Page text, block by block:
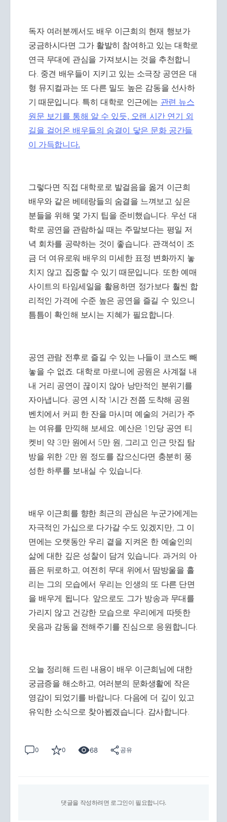
독자 여러분께서도 배우 이근희의 현재 행보가
궁금하시다면 그가 활발히 참여하고 있는 대학로
연극 무대에 관심을 가져보시는 것을 추천합니
다. 중견 배우들이 지키고 있는 소극장 공연은 대
형 뮤지컬과는 또 다른 밀도 높은 감동을 선사하
기 때문입니다. 특히 대학로 인근에는 관련 뉴스
원문 보기를 통해 알 수 있듯, 오랜 시간 연기 외
길을 걸어온 배우들의 숨결이 닿은 문화 공간들
이 가득합니다.
그렇다면 직접 대학로로 발걸음을 옮겨 이근희
배우와 같은 베테랑들의 숨결을 느껴보고 싶은
분들을 위해 몇 가지 팁을 준비했습니다. 우선 대
학로 공연을 관람하실 때는 주말보다는 평일 저
녁 회차를 공략하는 것이 좋습니다. 관객석이 조
금 더 여유로워 배우의 미세한 표정 변화까지 놓
치지 않고 집중할 수 있기 때문입니다. 또한 예매
사이트의 타임세일을 활용하면 정가보다 훨씬 합
리적인 가격에 수준 높은 공연을 즐길 수 있으니
틈틈이 확인해 보시는 지혜가 필요합니다.
공연 관람 전후로 즐길 수 있는 나들이 코스도 빼
놓을 수 없죠. 대학로 마로니에 공원은 사계절 내
내 거리 공연이 끊이지 않아 낭만적인 분위기를
자아냅니다. 공연 시작 1시간 전쯤 도착해 공원
벤치에서 커피 한 잔을 마시며 예술의 거리가 주
는 여유를 만끽해 보세요. 예산은 1인당 공연 티
켓비 약 3만 원에서 5만 원, 그리고 인근 맛집 탐
방을 위한 2만 원 정도를 잡으신다면 충분히 풍
성한 하루를 보내실 수 있습니다.
배우 이근희를 향한 최근의 관심은 누군가에게는
자극적인 가십으로 다가갈 수도 있겠지만, 그 이
면에는 오랫동안 우리 곁을 지켜온 한 예술인의
삶에 대한 깊은 성찰이 담겨 있습니다. 과거의 아
픔은 뒤로하고, 여전히 무대 위에서 땀방울을 흘
리는 그의 모습에서 우리는 인생의 또 다른 단면
을 배우게 됩니다. 앞으로도 그가 방송과 무대를
가리지 않고 건강한 모습으로 우리에게 따뜻한
웃음과 감동을 전해주기를 진심으로 응원합니다.
오늘 정리해 드린 내용이 배우 이근희님에 대한
궁금증을 해소하고, 여러분의 문화생활에 작은
영감이 되었기를 바랍니다. 다음에 더 깊이 있고
유익한 소식으로 찾아뵙겠습니다. 감사합니다.
0 0 68 공유
댓글을 작성하려면 로그인이 필요합니다.